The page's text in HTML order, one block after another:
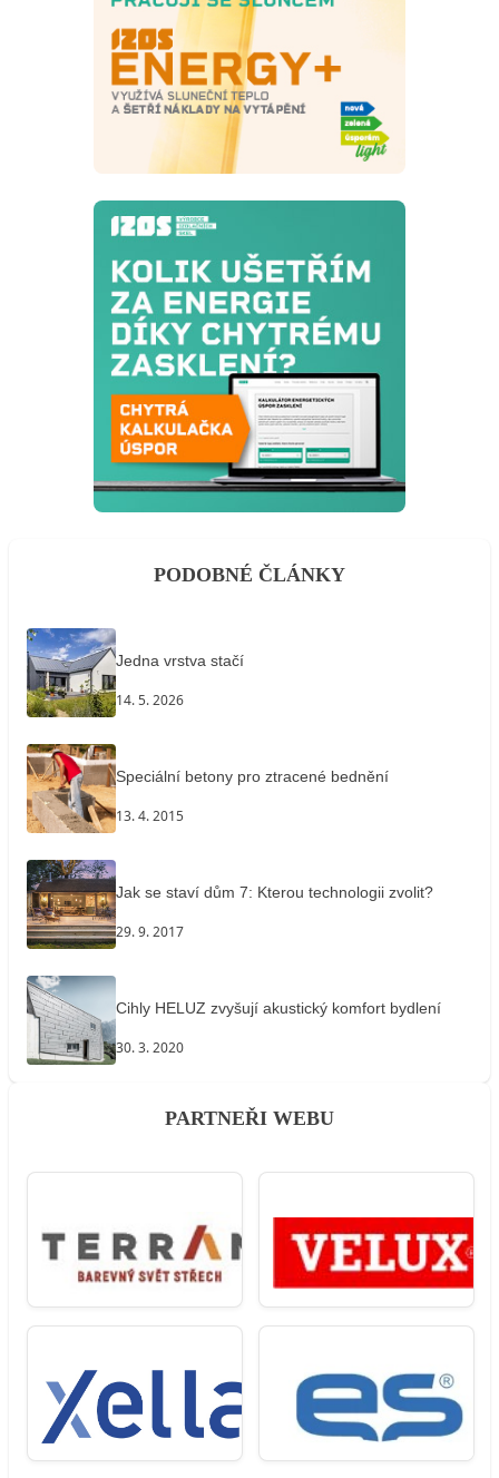
PODOBNÉ ČLÁNKY
Jedna vrstva stačí
14. 5. 2026
Speciální betony pro ztracené bednění
13. 4. 2015
Jak se staví dům 7: Kterou technologii zvolit?
29. 9. 2017
Cihly HELUZ zvyšují akustický komfort bydlení
30. 3. 2020
PARTNEŘI WEBU